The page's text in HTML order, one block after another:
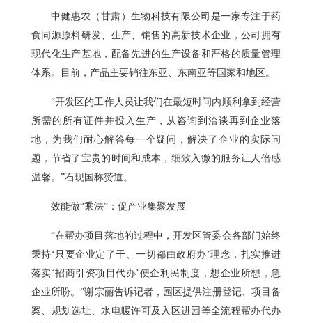
中健惠农（甘肃）生物科技有限公司是一家专注于药
食同源原料研发、生产、销售的高新技术企业，公司拥有
现代化生产基地，配备先进的生产设备和严格的质量管理
体系。目前，产品主要销往东亚、东南亚等国家和地区。
“开发区的工作人员让我们在最短时间内顺利拿到经营
所需的所有证件并投入生产，从咨询到洽谈再到企业落
地，为我们耐心解答每一个疑问，解决了企业的实际问
题，节省了宝贵的时间和成本，细致入微的服务让人倍感
温馨。”石现国称赞道。
效能做“乘法”：促产业集聚发展
“在帮办项目落地的过程中，开发区管委会各部门始终
秉持‘只要企业定了干、一切都由政府办’理念，扎实推进
落实‘招商引资项目代办’便企利民制度，想企业所想，急
企业所盼。”谢宗丽告诉记者，园区提供注册登记、项目备
案、规划选址、水电暖许可及入区进园等全流程帮办代办